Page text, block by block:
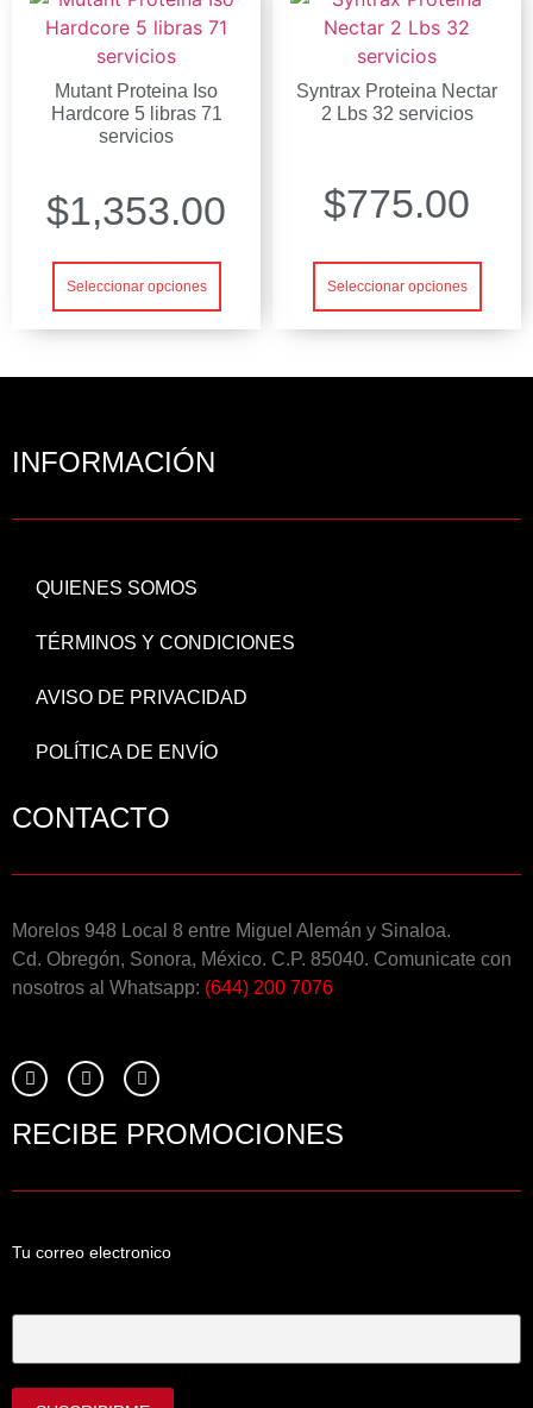
Mutant Proteina Iso
Hardcore 5 libras 71
servicios
$1,353.00
Seleccionar opciones
Syntrax Proteina Nectar
2 Lbs 32 servicios
$775.00
Seleccionar opciones
INFORMACIÓN
QUIENES SOMOS
TÉRMINOS Y CONDICIONES
AVISO DE PRIVACIDAD
POLÍTICA DE ENVÍO
CONTACTO
Morelos 948 Local 8 entre Miguel Alemán y Sinaloa.
Cd. Obregón, Sonora, México. C.P. 85040. Comunicate con
nosotros al Whatsapp: (644) 200 7076
RECIBE PROMOCIONES
Tu correo electronico